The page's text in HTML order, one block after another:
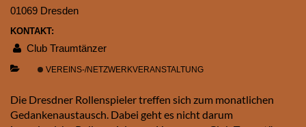
01069 Dresden
KONTAKT:
Club Traumtänzer
VEREINS-/NETZWERKVERANSTALTUNG
Die Dresdner Rollenspieler treffen sich zum monatlichen
Gedankenaustausch. Dabei geht es nicht darum